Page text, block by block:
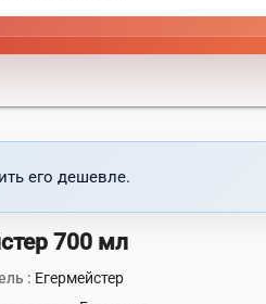
его дешевле.
700 мл
: Егермейстер